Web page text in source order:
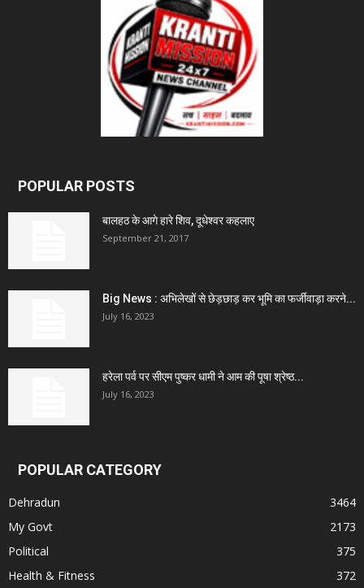
POPULAR POSTS
बालहठ के आगे हारे शिव, दूधेश्वर कहलाए
September 21, 2017
Big News : अभिलेखों से छेड़छाड़ कर भूमि का फर्जीवाड़ा करने...
July 16, 2023
हरेला पर्व पर सीएम पुष्कर धामी ने आम की पूषा श्रेष्ठ...
July 16, 2023
POPULAR CATEGORY
Dehradun
3464
My Govt
2173
Political
375
Health & Fitness
372